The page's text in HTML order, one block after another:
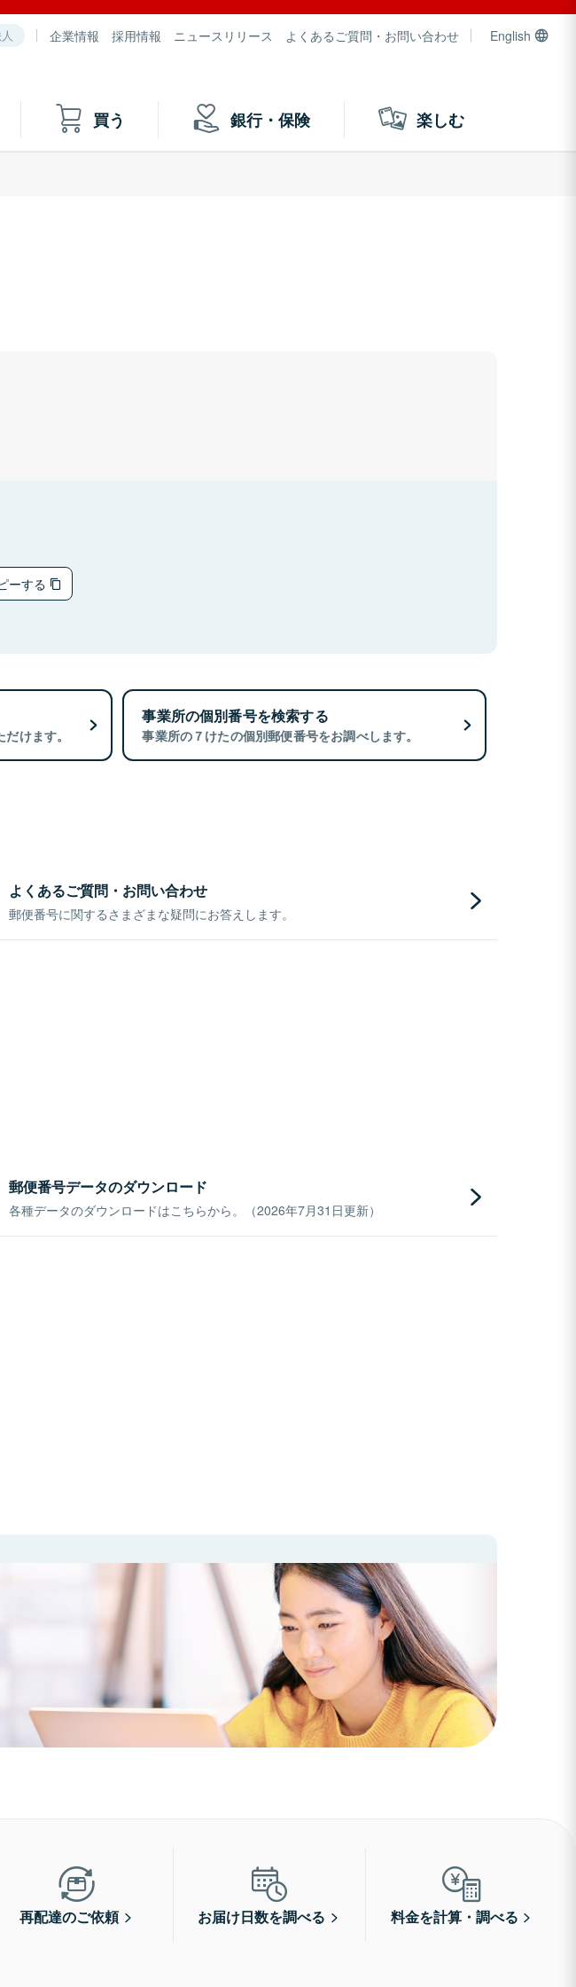
企業情報 採用情報 ニュースリリース よくあるご質問・お問い合わせ English
買う 銀行・保険 楽しむ
ーする
けます。
事業所の個別番号を検索する
事業所の７けたの個別郵便番号をお調べします。
よくあるご質問・お問い合わせ
郵便番号に関するさまざまな疑問にお答えします。
郵便番号データのダウンロード
各種データのダウンロードはこちらから。（2026年7月31日更新）
再配達のご依頼 お届け日数を調べる 料金を計算・調べる